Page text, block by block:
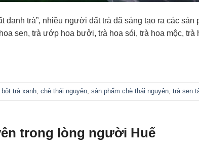
danh trà”, nhiều người đất trà đã sáng tạo ra các
sen, trà ướp hoa bưởi, trà hoa sói, trà hoa mộc,
bột trà xanh chè thái nguyên sản phẩm chè thái nguyên trà sen
trong lòng người Huế